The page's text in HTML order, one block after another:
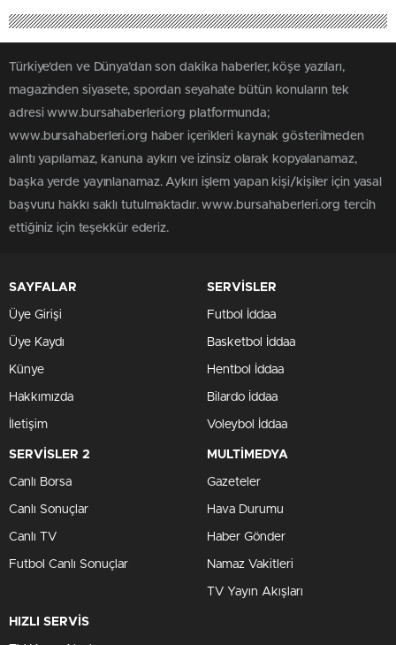
Türkiye'den ve Dünya’dan son dakika haberler, köşe yazıları,
magazinden siyasete, spordan seyahate bütün konuların tek
adresi www.bursahaberleri.org platformunda;
www.bursahaberleri.org haber içerikleri kaynak gösterilmeden
alıntı yapılamaz, kanuna aykırı ve izinsiz olarak kopyalanamaz,
başka yerde yayınlanamaz. Aykırı işlem yapan kişi/kişiler için yasal
başvuru hakkı saklı tutulmaktadır. www.bursahaberleri.org tercih
ettiğiniz için teşekkür ederiz.
SAYFALAR
Üye Girişi
Üye Kaydı
Künye
Hakkımızda
İletişim
SERVİSLER
Futbol İddaa
Basketbol İddaa
Hentbol İddaa
Bilardo İddaa
Voleybol İddaa
SERVİSLER 2
Canlı Borsa
Canlı Sonuçlar
Canlı TV
Futbol Canlı Sonuçlar
MULTİMEDYA
Gazeteler
Hava Durumu
Haber Gönder
Namaz Vakitleri
TV Yayın Akışları
HIZLI SERVİS